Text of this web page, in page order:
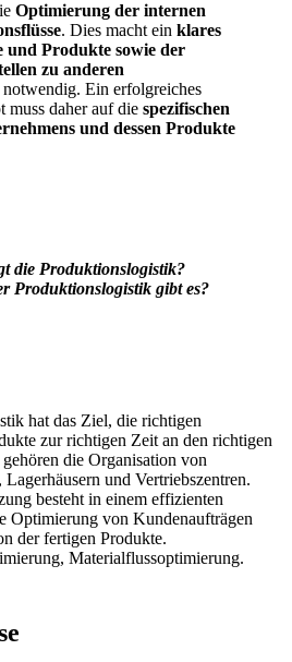
Optimierung der internen
. Dies macht ein klares
und Produkte sowie der
zu anderen
notwendig. Ein erfolgreiches
muss daher auf die spezifischen
und dessen Produkte
die Produktionslogistik?
Produktionslogistik gibt es?
hat das Ziel, die richtigen
zur richtigen Zeit an den richtigen
die Organisation von
und Vertriebszentren.
besteht in einem effizienten
Optimierung von Kundenaufträgen
der fertigen Produkte.
Materialflussoptimierung.